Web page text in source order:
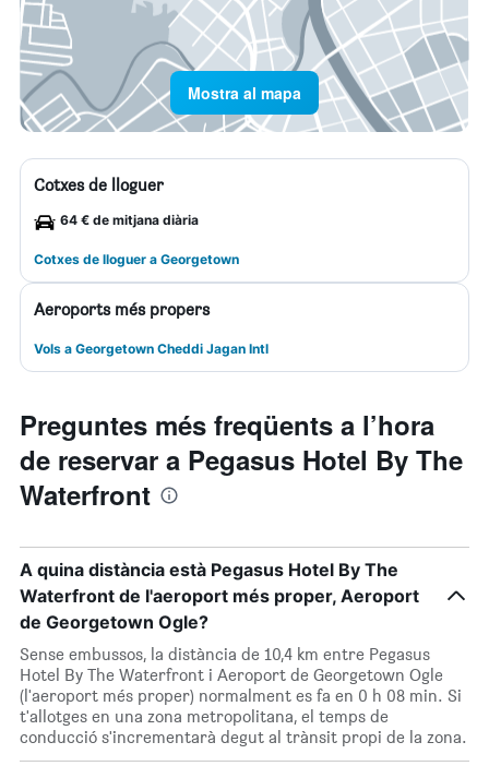
Mostra al mapa
Cotxes de lloguer
64 € de mitjana diària
Cotxes de lloguer a Georgetown
Aeroports més propers
Vols a Georgetown Cheddi Jagan Intl
Preguntes més freqüents a l’hora
de reservar a Pegasus Hotel By The
Waterfront
A quina distància està Pegasus Hotel By The
Waterfront de l'aeroport més proper, Aeroport
de Georgetown Ogle?
Sense embussos, la distància de 10,4 km entre Pegasus
Hotel By The Waterfront i Aeroport de Georgetown Ogle
(l'aeroport més proper) normalment es fa en 0 h 08 min. Si
t'allotges en una zona metropolitana, el temps de
conducció s'incrementarà degut al trànsit propi de la zona.